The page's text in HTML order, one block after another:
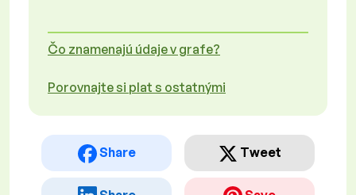
Čo znamenajú údaje v grafe?
Porovnajte si plat s ostatnými
Share Tweet